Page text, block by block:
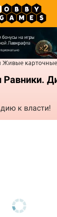
Живые карточные
Равники.
к власти!